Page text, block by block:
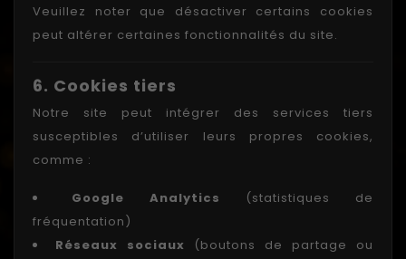
Veuillez noter que désactiver certains cookies
peut altérer certaines fonctionnalités du site.
6. Cookies tiers
Notre site peut intégrer des services tiers
susceptibles d’utiliser leurs propres cookies,
comme :
Google Analytics
(statistiques de
fréquentation)
Réseaux sociaux
(boutons de partage ou